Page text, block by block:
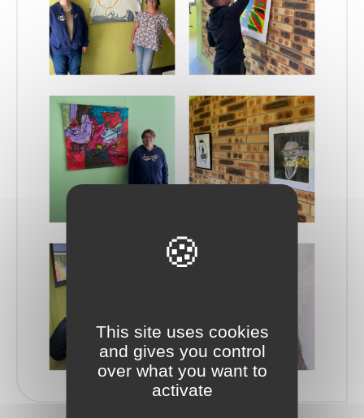
This site uses cookies
and gives you control
over what you want to
activate